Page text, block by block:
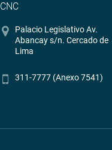
CNC
Palacio Legislativo Av.
Abancay s/n. Cercado de
Lima
311-7777 (Anexo 7541)